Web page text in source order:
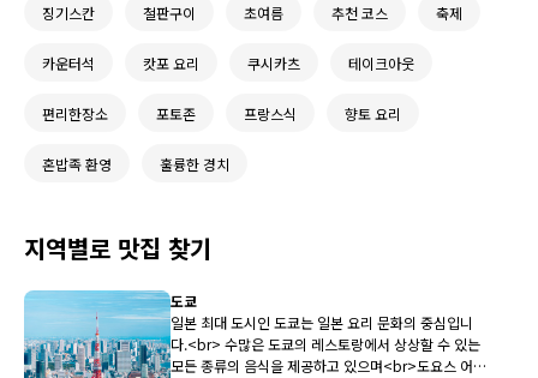
징기스칸 철판구이 초여름 추천 코스 축제
카운터석 캇포 요리 쿠시카츠 테이크아웃
편리한장소 포토존 프랑스식 향토 요리
혼밥족 환영 훌륭한 경치
지역별로 맛집 찾기
도쿄
일본 최대 도시인 도쿄는 일본 요리 문화의 중심입니
다.<br> 수많은 도쿄의 레스토랑에서 상상할 수 있는
모든 종류의 음식을 제공하고 있으며<br>도요스 어시